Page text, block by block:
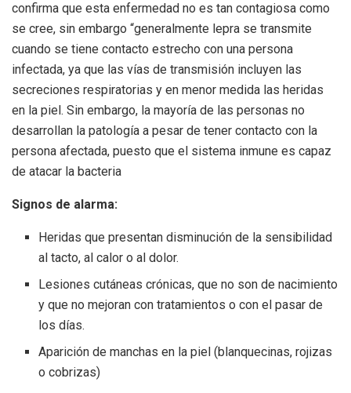
confirma que esta enfermedad no es tan contagiosa como
se cree, sin embargo “generalmente lepra se transmite
cuando se tiene contacto estrecho con una persona
infectada, ya que las vías de transmisión incluyen las
secreciones respiratorias y en menor medida las heridas
en la piel. Sin embargo, la mayoría de las personas no
desarrollan la patología a pesar de tener contacto con la
persona afectada, puesto que el sistema inmune es capaz
de atacar la bacteria
Signos de alarma:
Heridas que presentan disminución de la sensibilidad
al tacto, al calor o al dolor.
Lesiones cutáneas crónicas, que no son de nacimiento
y que no mejoran con tratamientos o con el pasar de
los días.
Aparición de manchas en la piel (blanquecinas, rojizas
o cobrizas)